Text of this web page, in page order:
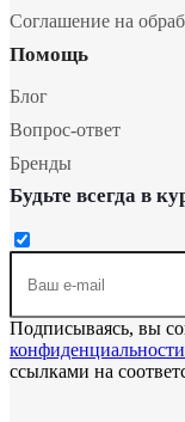
Соглашение на
Помощь
Блог
Вопрос-ответ
Бренды
Будьте всегда в
Подписываясь, вы
конфиденциальности
ссылками на